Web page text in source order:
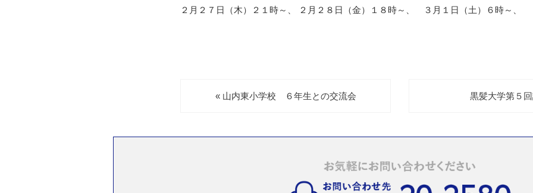
２月２７日（木）２１時～、 ２月２８日（金）１８時～、 ３月１日（土）６時～、
« 山内東小学校 ６年生との交流会 黒髪大学第５